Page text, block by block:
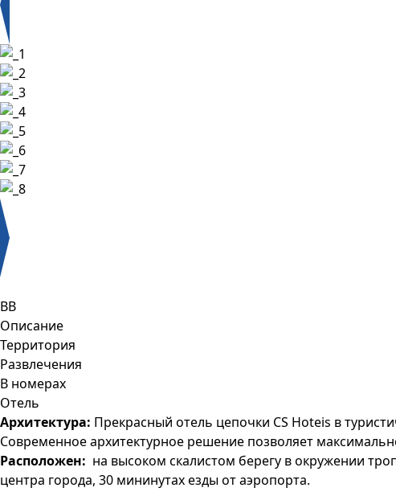
BB
Описание
Территория
Развлечения
В номерах
Отель
Архитектура: Прекрасный отель цепочки CS Hoteis в
Современное архитектурное решение позволяет
Расположен: на высоком скалистом берегу в окружении
центра города, 30 мининутах езды от аэропорта.